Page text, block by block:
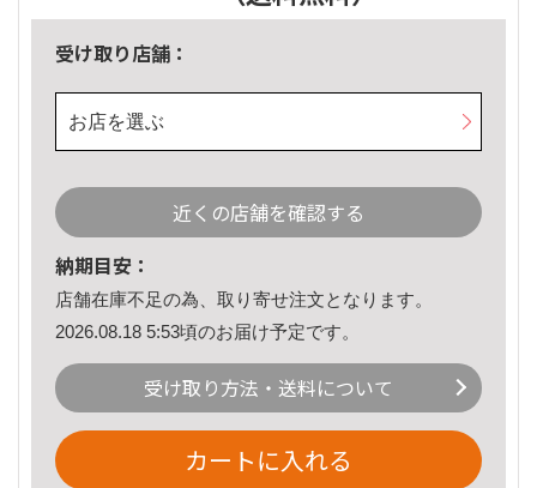
受け取り店舗：
お店を選ぶ
近くの店舗を確認する
納期目安：
店舗在庫不足の為、取り寄せ注文となります。
2026.08.18 5:53頃のお届け予定です。
受け取り方法・送料について
カートに入れる